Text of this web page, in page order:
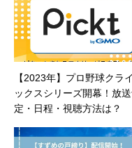
【2023年】プロ野球クラ
ックスシリーズ開幕！放
定・日程・視聴方法は？